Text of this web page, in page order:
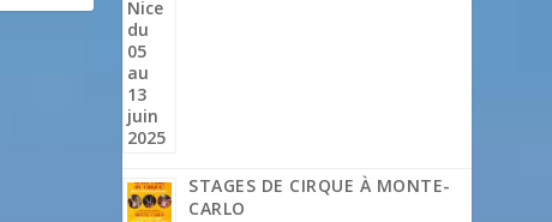
STAGES DE CIRQUE À MONTE-
CARLO